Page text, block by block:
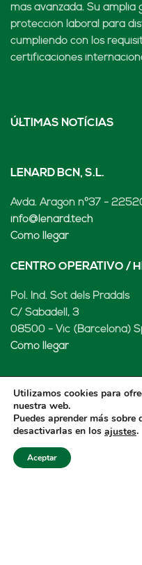
más avanzada. Su amplia
protección laboral para
cumpliendo con los
certificaciones
ÚLTIMAS NOTÍCIAS
LENARD BCN, S.L.
Avda. Aragón nº37 -
info@lenard.tech
Cómo llegar
CENTRO OPERATIVO /
Pol. Ind. Sot dels Pradals
C/ Sabadell, 3
08500 - Vic (Barcelona)
Cómo llegar
LENARD MX, S de RL de
Rio Atoyac 30. Parque
Cuautlancingo
Cuautlancingo, 72730
Utilizamos cookies para
nuestra web.
Puedes aprender más
desactivarlas en los ajustes.
Aceptar